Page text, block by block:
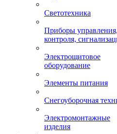
Светотехника
Приборы управления,
контроля,
Электрощитовое
оборудование
Элементы питания
Снегоуборочная
Электромонтажные
изделия